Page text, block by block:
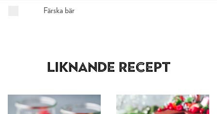
Färska bär
Liknande recept